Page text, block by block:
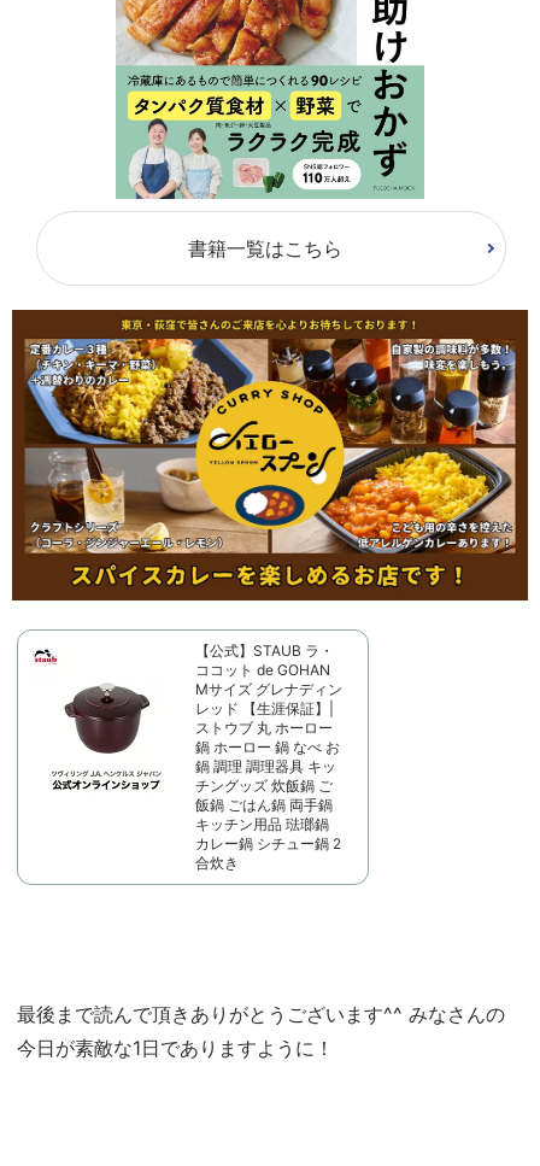
書籍一覧はこちら
【公式】STAUB ラ・
ココット de GOHAN
Mサイズ グレナディン
レッド 【生涯保証】|
ストウブ 丸 ホーロー
鍋 ホーロー 鍋 なべ お
鍋 調理 調理器具 キッ
チングッズ 炊飯鍋 ご
飯鍋 ごはん鍋 両手鍋
キッチン用品 琺瑯鍋
カレー鍋 シチュー鍋 2
合炊き
最後まで読んで頂きありがとうございます^^ みなさんの
今日が素敵な1日でありますように！